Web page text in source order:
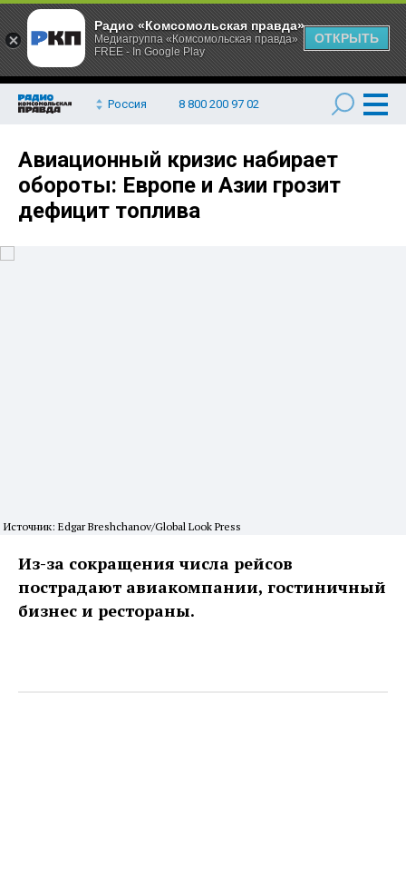
Россия 8 800 200 97 02
Авиационный кризис набирает
обороты: Европе и Азии грозит
дефицит топлива
Источник: Edgar Breshchanov/Global Look Press
Из-за сокращения числа рейсов
пострадают авиакомпании, гостиничный
бизнес и рестораны.
Радио «Комсомольская правда»
Медиагруппа «Комсомольская правда»
FREE - In Google Play
ОТКРЫТЬ